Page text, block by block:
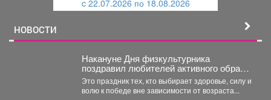
c 22.07.2026 по 18.08.2026
НОВОСТИ
Накануне Дня физкультурника
поздравил любителей активного образа
жизни!
Это праздник тех, кто выбирает здоровье, силу и
волю к победе вне зависимости от возраста...